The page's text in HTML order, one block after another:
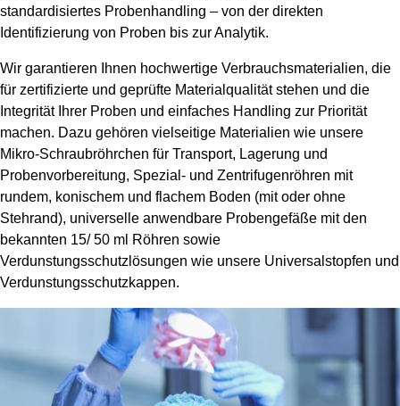
standardisiertes Probenhandling – von der direkten
Identifizierung von Proben bis zur Analytik.
Wir garantieren Ihnen hochwertige Verbrauchsmaterialien, die
für zertifizierte und geprüfte Materialqualität stehen und die
Integrität Ihrer Proben und einfaches Handling zur Priorität
machen. Dazu gehören vielseitige Materialien wie unsere
Mikro-Schraubröhrchen für Transport, Lagerung und
Probenvorbereitung, Spezial- und Zentrifugenröhren mit
rundem, konischem und flachem Boden (mit oder ohne
Stehrand), universelle anwendbare Probengefäße mit den
bekannten 15/ 50 ml Röhren sowie
Verdunstungsschutzlösungen wie unsere Universalstopfen und
Verdunstungsschutzkappen.